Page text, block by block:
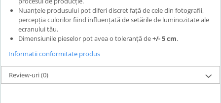
Nuanțele produsului pot diferi discret față de cele din fotografii,
percepția culorilor fiind influențată de setările de luminozitate ale
ecranului tău.
Dimensiunile pieselor pot avea o toleranță de+/- 5 cm.
Informatii conformitate produs
Review-uri(0)